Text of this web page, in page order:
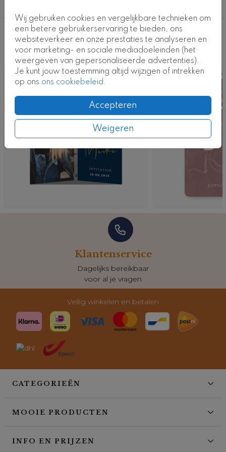
Wij gebruiken cookies en vergelijkbare technieken om
een betere gebruikerservaring te bieden, ons
websiteverkeer en onze prestaties te analyseren en
voor marketing- en sociale mediadoeleinden (het
weergeven van gepersonaliseerde advertenties).
Je kunt jouw toestemming altijd wijzigen of intrekken
op ons ons cookiebeleid.
Accepteren
Weigeren
Deze ontwerpen vind je misschien ook
leuk
Klantenservice
Dagelijks bereikbaar
voor al je vragen
Veilig winkelen en betalen
CATEGORIEËN
MOOIE PRODUCTEN
INFO EN PRIJZEN